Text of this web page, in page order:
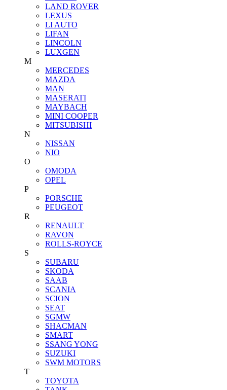
LAND ROVER
LEXUS
LI AUTO
LIFAN
LINCOLN
LUXGEN
M
MERCEDES
MAZDA
MAN
MASERATI
MAYBACH
MINI COOPER
MITSUBISHI
N
NISSAN
NIO
O
OMODA
OPEL
P
PORSCHE
PEUGEOT
R
RENAULT
RAVON
ROLLS-ROYCE
S
SUBARU
SKODA
SAAB
SCANIA
SCION
SEAT
SGMW
SHACMAN
SMART
SSANG YONG
SUZUKI
SWM MOTORS
T
TOYOTA